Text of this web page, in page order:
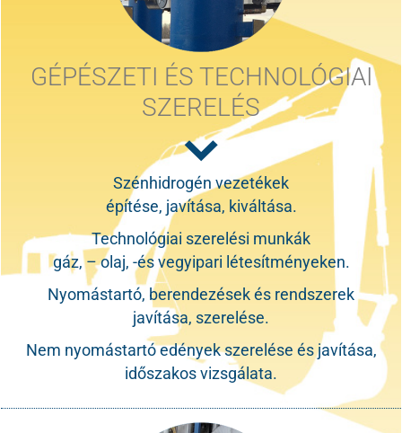
GÉPÉSZETI ÉS TECHNOLÓGIAI
SZERELÉS
Szénhidrogén vezetékek
építése, javítása, kiváltása.
Technológiai szerelési munkák
gáz, – olaj, -és vegyipari létesítményeken.
Nyomástartó, berendezések és rendszerek
javítása, szerelése.
Nem nyomástartó edények szerelése és javítása,
időszakos vizsgálata.